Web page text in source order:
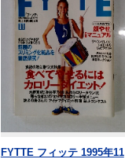
FYTTE フィッテ 1995年11